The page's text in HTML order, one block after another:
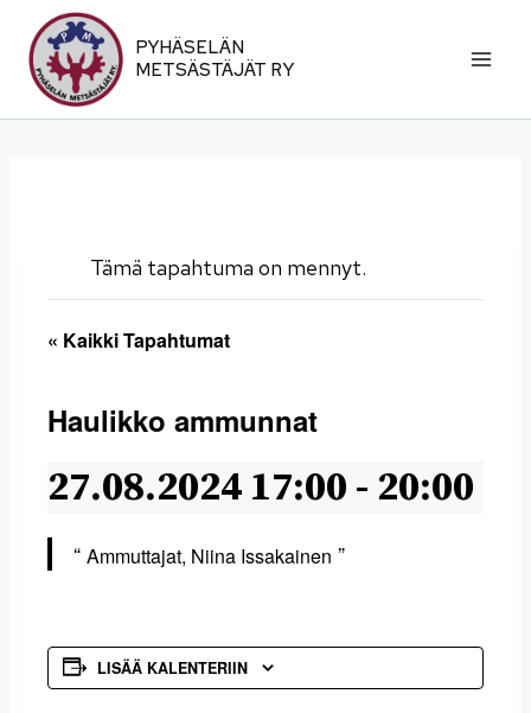
sisältöön
PYHÄSELÄN
METSÄSTÄJÄT RY
Tämä tapahtuma on mennyt.
« Kaikki Tapahtumat
Haulikko ammunnat
27.08.2024 17:00 - 20:00
Ammuttajat, Niina Issakainen
LISÄÄ KALENTERIIN